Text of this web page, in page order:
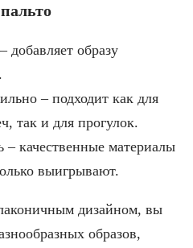
добавляет образу
– подходит как для
так и для прогулок.
– качественные материалы
выигрывают.
дизайном, вы
образов,